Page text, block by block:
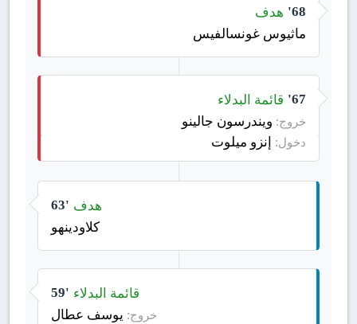
68' هدف
ماثيوس غونسالفيس
67' قائمة البدلاء
خروج: ويندرسون جالينو
دخول: إنزو ميلوت
63' هدف
كلاودينهو
59' قائمة البدلاء
خروج: يوسف عطال